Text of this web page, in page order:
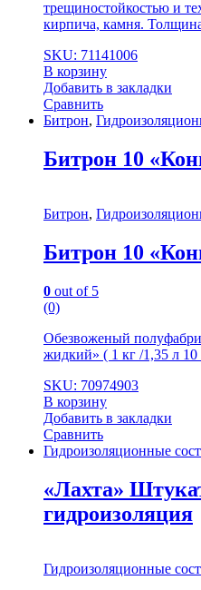
трещиностойкостью и
кирпича, камня.
SKU: 71141006
В корзину
Добавить в закладки
Сравнить
Битрон,
Битрон 10
Битрон,
Битрон 10
0 out of 5
(0)
Обезвоженый
жидкий» ( 1 кг /1,35 л
SKU: 70974903
В корзину
Добавить в закладки
Сравнить
Гидроизоляционные
«Лахта»
гидроизоляция
Гидроизоляционные